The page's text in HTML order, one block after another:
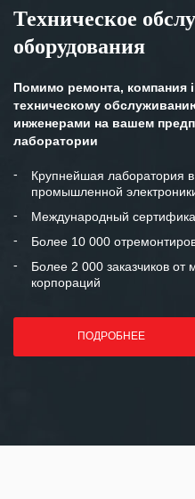
Мы
и
лет
Техническое
оборудования
Помимо ремонта, компания
техническому
инженерами на вашем
лаборатории
Крупнейшая лаборатория
промышленной
Международный
Более 10 000
Более 2 000 заказчиков от
корпораций
ПОДРОБНЕЕ